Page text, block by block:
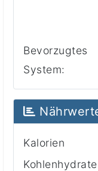
Bevorzugtes
System:
Kalorien
Kohlenhydrate